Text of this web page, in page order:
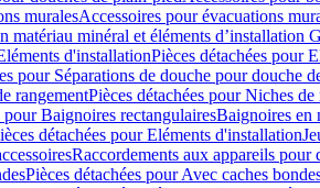
muralesAccessoires pour évacuations
matériau minéral et éléments d’installation
d'installationPièces détachées pour
pour Séparations de douche pour douche
rangementPièces détachées pour Niches de
pour Baignoires rectangulairesBaignoires en
détachées pour Eléments d'installation
Raccordements aux appareils pour
Pièces détachées pour Avec caches